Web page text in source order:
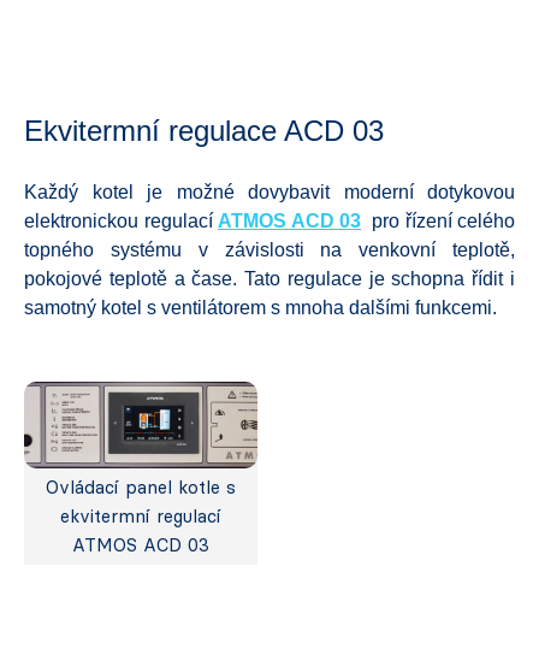
Ekvitermní regulace ACD 03
Každý kotel je možné dovybavit moderní dotykovou
elektronickou regulací ATMOS ACD 03 pro řízení celého
topného systému v závislosti na venkovní teplotě,
pokojové teplotě a čase. Tato regulace je schopna řídit i
samotný kotel s ventilátorem s mnoha dalšími funkcemi.
Ovládací panel kotle s
ekvitermní regulací
ATMOS ACD 03